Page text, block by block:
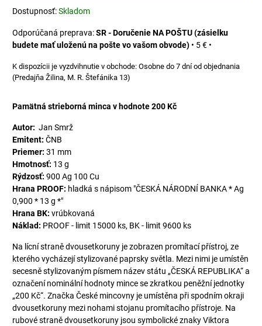
Dostupnosť:Skladom
SR - Doručenie NA POŠTU (zásielku
budete mať uloženú na pošte vo vašom obvode) • 5 € •
Osobne do 7 dní od objednania
(Predajňa Žilina, M. R. Štefánika 13)
Pamätná strieborná minca v hodnote 200 Kč
Autor: Jan Smrž
Emitent: ČNB
Priemer: 31 mm
Hmotnosť: 13 g
Rýdzosť: 900 Ag 100 Cu
Hrana PROOF: hladká s nápisom "ČESKÁ NÁRODNÍ BANKA * Ag
0,900 * 13 g *"
Hrana BK: vrúbkovaná
Náklad: PROOF - limit 15000 ks, BK - limit 9600 ks
Na lícní straně dvousetkoruny je zobrazen promítací přístroj, ze
kterého vycházejí stylizované paprsky světla. Mezi nimi je umístěn
secesně stylizovaným písmem název státu „ČESKÁ REPUBLIKA“ a
označení nominální hodnoty mince se zkratkou peněžní jednotky
„200 Kč“. Značka České mincovny je umístěna při spodním okraji
dvousetkoruny mezi nohami stojanu promítacího přístroje. Na
rubové straně dvousetkoruny jsou symbolické znaky Viktora